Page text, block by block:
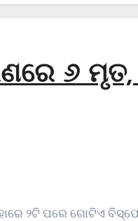
୬ ମୃତ,
୨ଟି ପରେ ଗୋଟିଏ